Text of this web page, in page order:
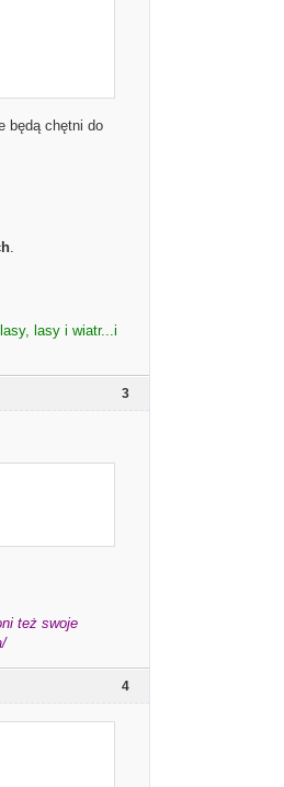
będą chętni do
lasy i wiatr...i
3
też swoje
4